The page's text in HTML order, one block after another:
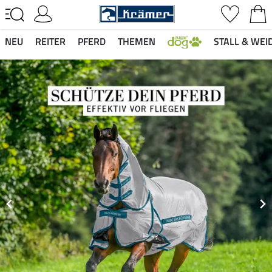
NEU REITER PFERD THEMEN STALL &